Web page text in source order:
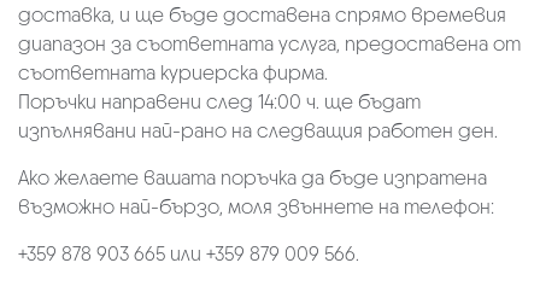
доставка, и ще бъде доставена спрямо времевия
диапазон за съответната услуга, предоставена от
съответната куриерска фирма.
Поръчки направени след 14:00 ч. ще бъдат
изпълнявани най-рано на следващия работен ден.
Ако желаете вашата поръчка да бъде изпратена
възможно най-бързо, моля звъннете на телефон:
+359 878 903 665 или +359 879 009 566.